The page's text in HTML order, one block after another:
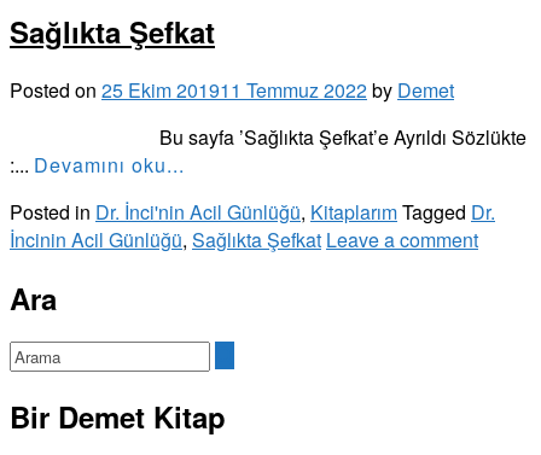
Sağlıkta Şefkat
Posted on 25 Ekim 201911 Temmuz 2022by Demet
Bu sayfa ’Sağlıkta Şefkat’e Ayrıldı Sözlükte
:... Devamını oku...
Posted in Dr. İnci'nin Acil Günlüğü, KitaplarımTagged Dr.
İncinin Acil Günlüğü, Sağlıkta Şefkat Leave a comment
Ara
Bir Demet Kitap